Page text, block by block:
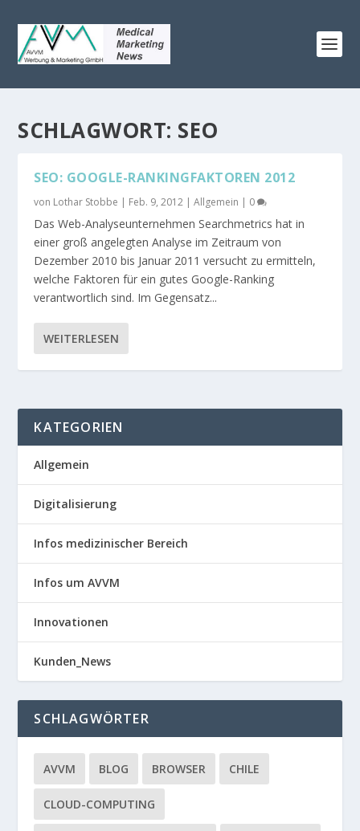
SCHLAGWORT: SEO
SEO: GOOGLE-RANKINGFAKTOREN 2012
von Lothar Stobbe | Feb. 9, 2012 |Allgemein | 0
Das Web-Analyseunternehmen Searchmetrics hat in
einer groß angelegten Analyse im Zeitraum von
Dezember 2010 bis Januar 2011 versucht zu ermitteln,
welche Faktoren für ein gutes Google-Ranking
verantwortlich sind. Im Gegensatz...
WEITERLESEN
KATEGORIEN
Allgemein
Digitalisierung
Infos medizinischer Bereich
Infos um AVVM
Innovationen
Kunden_News
SCHLAGWÖRTER
AVVM BLOG BROWSER CHILE
CLOUD-COMPUTING